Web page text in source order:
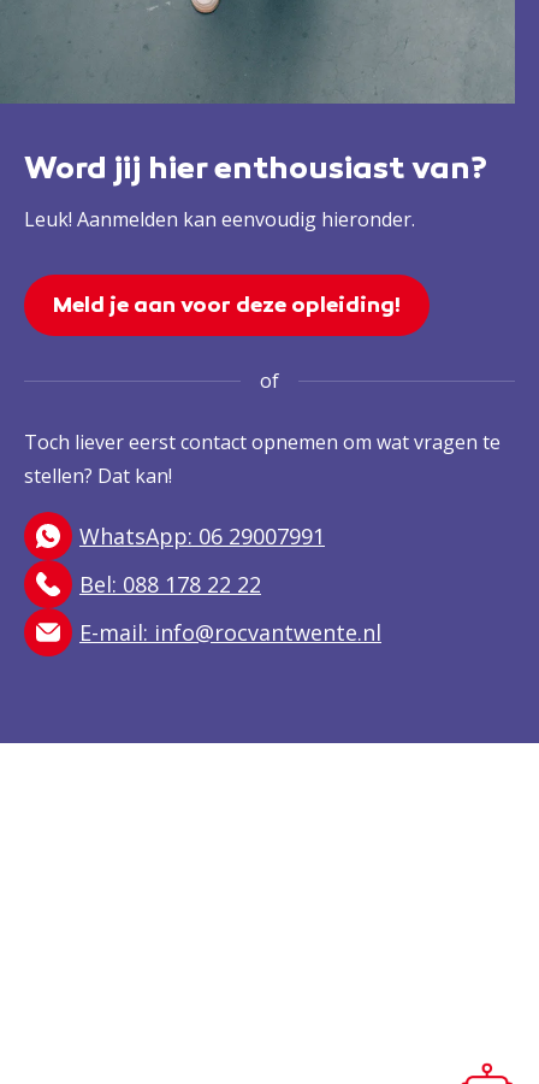
Word jij hier enthousiast van?
Leuk! Aanmelden kan eenvoudig hieronder.
Meld je aan voor deze opleiding!
of
Toch liever eerst contact opnemen om wat vragen te
stellen? Dat kan!
WhatsApp: 06 29007991
Bel: 088 178 22 22
E-mail: info@rocvantwente.nl